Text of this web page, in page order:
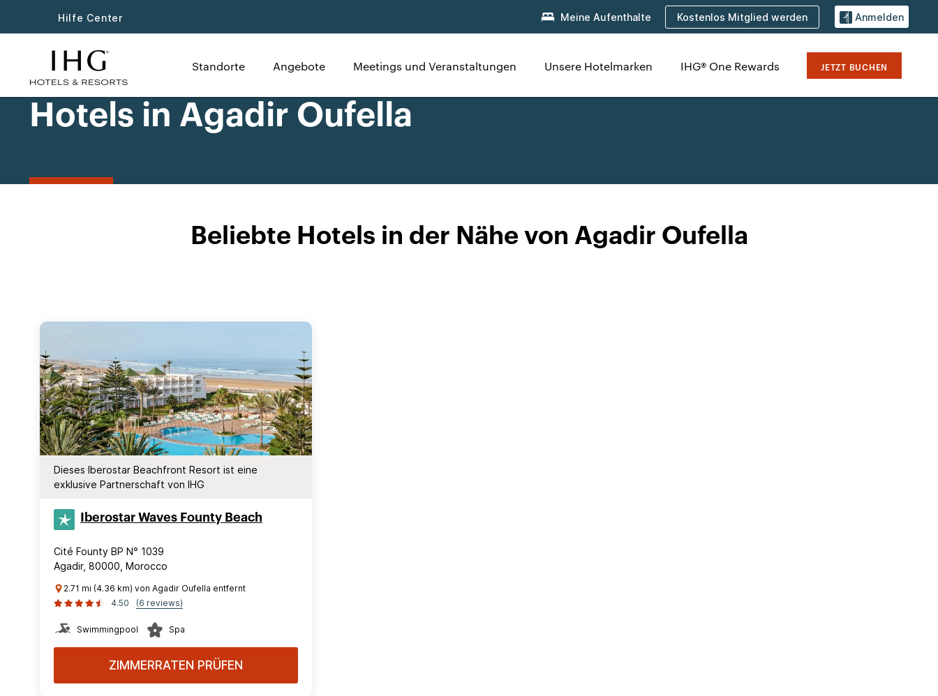
Hilfe Center Meine Aufenthalte Kostenlos Mitglied werden Anmelden
Standorte Angebote Meetings und Veranstaltungen Unsere Hotelmarken IHG® One Rewards JETZT BUCHEN
Hotels in Agadir Oufella
Beliebte Hotels in der Nähe von Agadir Oufella
Dieses Iberostar Beachfront Resort ist eine
exklusive Partnerschaft von IHG
Iberostar Waves Founty Beach
Cité Founty BP N° 1039
Agadir, 80000, Morocco
2.71 mi (4.36 km) von Agadir Oufella entfernt
4.50
(6 reviews)
Swimmingpool Spa
ZIMMERRATEN PRÜFEN